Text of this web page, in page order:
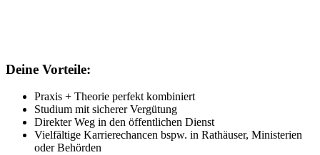
Deine Vorteile:
Praxis + Theorie perfekt kombiniert
Studium mit sicherer Vergütung
Direkter Weg in den öffentlichen Dienst
Vielfältige Karrierechancen bspw. in Rathäuser, Ministerien
oder Behörden